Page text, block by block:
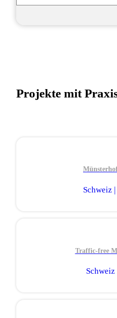
Projekte mit
Schweiz
Traffic-free
Schweiz